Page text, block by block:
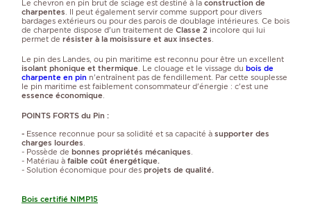
Le chevron en pin brut de sciage est destiné à la construction de
charpentes . Il peut également servir comme support pour divers
bardages extérieurs ou pour des parois de doublage intérieures. Ce bois
de charpente dispose d'un traitement de Classe 2 incolore qui lui
permet de résister à la moisissure et aux insectes
Le pin des Landes, ou pin maritime est reconnu pour être un excellent
isolant phonique et thermique . Le clouage et le vissage du bois de
charpente en pin n'entraînent pas de fendillement. Par cette souplesse
le pin maritime est faiblement consommateur d'énergie : c'est une
essence économique
POINTS FORTS du Pin :
- Essence reconnue pour sa solidité et sa capacité à supporter des
charges lourdes
- Possède de bonnes propriétés mécaniques
- Matériau à faible coût énergétique.
- Solution économique pour des projets de qualité.
Bois certifié NIMP15